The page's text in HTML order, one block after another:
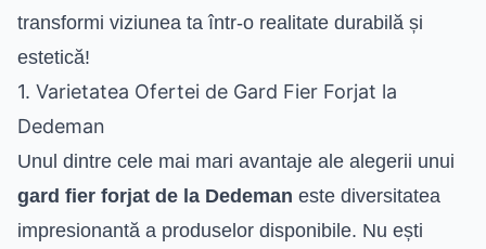
transformi viziunea ta într-o realitate durabilă și
estetică!
1. Varietatea Ofertei de Gard Fier Forjat la
Dedeman
Unul dintre cele mai mari avantaje ale alegerii unui
gard fier forjat de la Dedeman este diversitatea
impresionantă a produselor disponibile. Nu ești